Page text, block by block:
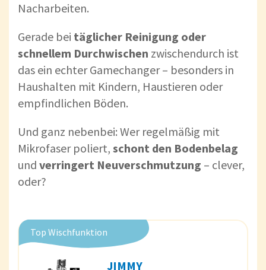
Nacharbeiten.
Gerade bei täglicher Reinigung oder
schnellem Durchwischen zwischendurch ist
das ein echter Gamechanger – besonders in
Haushalten mit Kindern, Haustieren oder
empfindlichen Böden.
Und ganz nebenbei: Wer regelmäßig mit
Mikrofaser poliert, schont den Bodenbelag
und verringert Neuverschmutzung – clever,
oder?
Top Wischfunktion
JIMMY